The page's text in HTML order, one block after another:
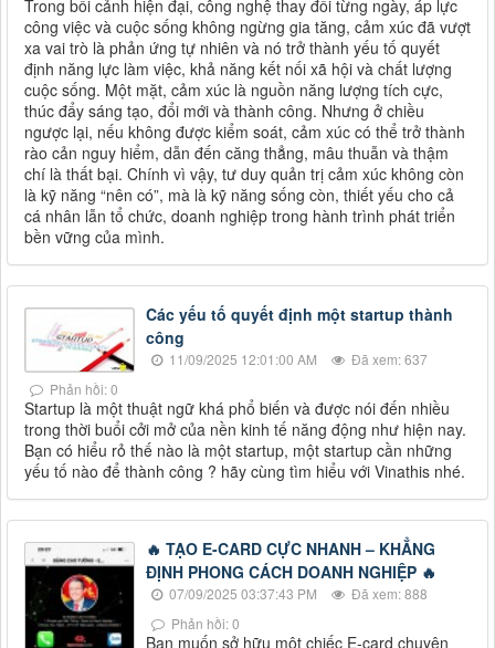
Trong bối cảnh hiện đại, công nghệ thay đổi từng ngày, áp lực
công việc và cuộc sống không ngừng gia tăng, cảm xúc đã vượt
xa vai trò là phản ứng tự nhiên và nó trở thành yếu tố quyết
định năng lực làm việc, khả năng kết nối xã hội và chất lượng
cuộc sống. Một mặt, cảm xúc là nguồn năng lượng tích cực,
thúc đẩy sáng tạo, đổi mới và thành công. Nhưng ở chiều
ngược lại, nếu không được kiểm soát, cảm xúc có thể trở thành
rào cản nguy hiểm, dẫn đến căng thẳng, mâu thuẫn và thậm
chí là thất bại. Chính vì vậy, tư duy quản trị cảm xúc không còn
là kỹ năng “nên có”, mà là kỹ năng sống còn, thiết yếu cho cả
cá nhân lẫn tổ chức, doanh nghiệp trong hành trình phát triển
bền vững của mình.
Các yếu tố quyết định một startup thành
công
11/09/2025 12:01:00 AM
Đã xem: 637
Phản hồi: 0
Startup là một thuật ngữ khá phổ biến và được nói đến nhiều
trong thời buổi cởi mở của nền kinh tế năng động như hiện nay.
Bạn có hiểu rỏ thế nào là một startup, một startup cần những
yếu tố nào để thành công ? hãy cùng tìm hiểu với Vinathis nhé.
🔥 TẠO E-CARD CỰC NHANH – KHẲNG
ĐỊNH PHONG CÁCH DOANH NGHIỆP 🔥
07/09/2025 03:37:43 PM
Đã xem: 888
Phản hồi: 0
Bạn muốn sở hữu một chiếc E-card chuyên